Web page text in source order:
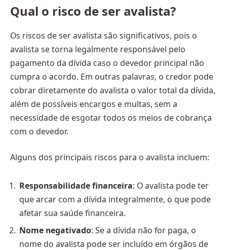
Qual o risco de ser avalista?
Os riscos de ser avalista são significativos, pois o
avalista se torna legalmente responsável pelo
pagamento da dívida caso o devedor principal não
cumpra o acordo. Em outras palavras, o credor pode
cobrar diretamente do avalista o valor total da dívida,
além de possíveis encargos e multas, sem a
necessidade de esgotar todos os meios de cobrança
com o devedor.
Alguns dos principais riscos para o avalista incluem:
Responsabilidade financeira: O avalista pode ter
que arcar com a dívida integralmente, o que pode
afetar sua saúde financeira.
Nome negativado: Se a dívida não for paga, o
nome do avalista pode ser incluído em órgãos de